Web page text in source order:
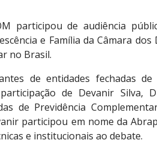
participou de audiência
e Família da Câmara
no Brasil.
de entidades fechadas
de Devanir Silva,
de Previdência
participou em nome da
e institucionais ao debate.